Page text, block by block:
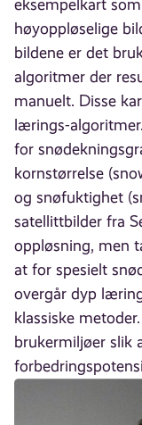
eksempelkart
høyoppløselige
bildene er det
algoritmer der
manuelt. Disse
lærings-
for
kornstørrelse
og snøfuktighet
satellittbilder fra
oppløsning, men
at for spesielt
overgår dyp
klassiske
brukermiljøer slik